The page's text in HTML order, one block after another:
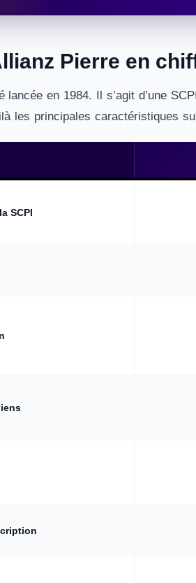
Pierre en
lancée en 1984. Il s’agit d’une
les principales caractéristiques
SCPI